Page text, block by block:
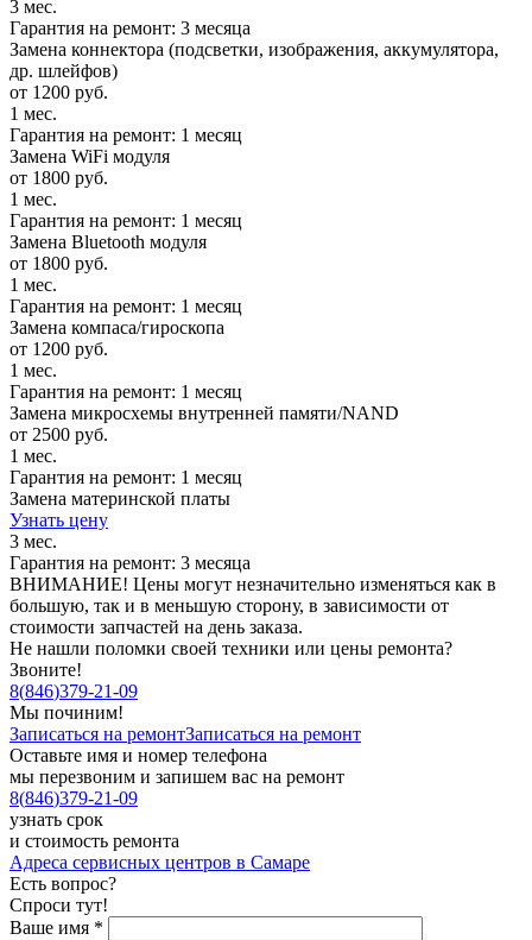
3 мес.
Гарантия на ремонт: 3 месяца
Замена коннектора (подсветки, изображения, аккумулятора,
др. шлейфов)
от 1200 руб.
1 мес.
Гарантия на ремонт: 1 месяц
Замена WiFi модуля
от 1800 руб.
1 мес.
Гарантия на ремонт: 1 месяц
Замена Bluetooth модуля
от 1800 руб.
1 мес.
Гарантия на ремонт: 1 месяц
Замена компаса/гироскопа
от 1200 руб.
1 мес.
Гарантия на ремонт: 1 месяц
Замена микросхемы внутренней памяти/NAND
от 2500 руб.
1 мес.
Гарантия на ремонт: 1 месяц
Замена материнской платы
Узнать цену
3 мес.
Гарантия на ремонт: 3 месяца
ВНИМАНИЕ! Цены могут незначительно изменяться как в
большую, так и в меньшую сторону, в зависимости от
стоимости запчастей на день заказа.
Не нашли поломки своей техники или цены ремонта?
Звоните!
8(846)379-21-09
Мы починим!
Записаться на ремонтЗаписаться на ремонт
Оставьте имя и номер телефона
мы перезвоним и запишем вас на ремонт
8(846)379-21-09
узнать срок
и стоимость ремонта
Адреса сервисных центров в Самаре
Есть вопрос?
Спроси тут!
Ваше имя *